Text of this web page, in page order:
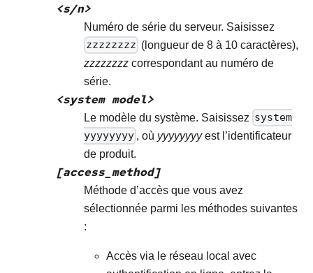
<s/n>
Numéro de série du serveur. Saisissez
zzzzzzzz (longueur de 8 à 10 caractères),
zzzzzzzz correspondant au numéro de
série.
<system model>
Le modèle du système. Saisissez system
yyyyyyyy , où yyyyyyyyest l’identificateur
de produit.
[access_method]
Méthode d’accès que vous avez
sélectionnée parmi les méthodes suivantes
:
Accès via le réseau local avec